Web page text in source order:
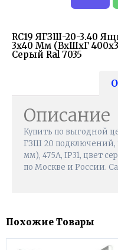
RC19 ЯГЗШ-20-3.40
3х40 Мм (ВхШхГ
Серый Ral 7035
Описание
Купить по выгодной
ГЗШ 20 подключений,
мм), 475А, IP31, цвет
по Москве и России.
Похожие Товары